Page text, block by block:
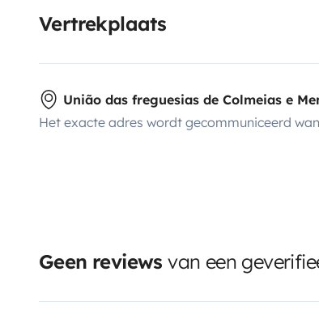
Vertrekplaats
União das freguesias de Colmeias e
Het exacte adres wordt gecommuniceerd
Geen reviews van een